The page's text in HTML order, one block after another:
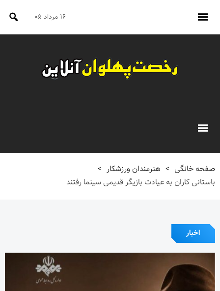
۱۶ مرداد ۰۵
صفحه خانگی > هنرمندان ورزشکار >
باستانی کاران به عیادت بازیگر قدیمی سینما رفتند
اخبار